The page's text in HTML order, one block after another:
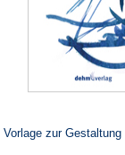
zur Gestaltung